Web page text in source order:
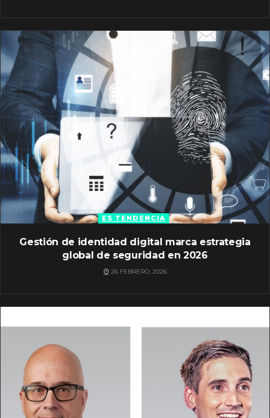
ES TENDENCIA
Gestión de identidad digital marca estrategia
global de seguridad en 2026
26 FEBRERO, 2026